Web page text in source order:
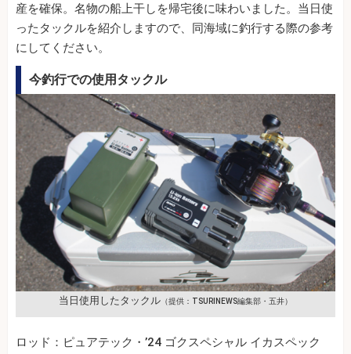
産を確保。名物の船上干しを帰宅後に味わいました。当日使
ったタックルを紹介しますので、同海域に釣行する際の参考
にしてください。
今釣行での使用タックル
当日使用したタックル （提供：TSURINEWS編集部・五井）
ロッド：ピュアテック・’24 ゴクスペシャル イカスペック